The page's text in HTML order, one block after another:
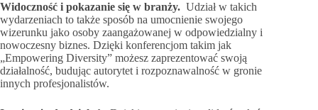
Widoczność i pokazanie się w branży. Udział w takich
wydarzeniach to także sposób na umocnienie swojego
wizerunku jako osoby zaangażowanej w odpowiedzialny i
nowoczesny biznes. Dzięki konferencjom takim jak
„Empowering Diversity” możesz zaprezentować swoją
działalność, budując autorytet i rozpoznawalność w gronie
innych profesjonalistów.